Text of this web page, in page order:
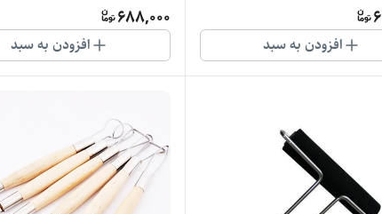
افزودن به سبد
688,000
افزودن به سبد